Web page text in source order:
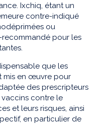
Ixchiq, étant un
contre-indiqué
ou
pour les
que les
mis en œuvre pour
des prescripteurs
contre le
et leurs risques, ainsi
en particulier de